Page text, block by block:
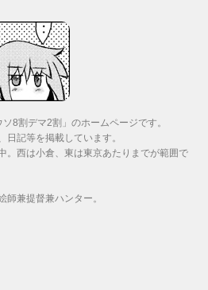
8割デマ2割」のホームページです。
記等を掲載しています。
。西は小倉、東は東京あたりまでが範囲で
師兼提督兼ハンター。